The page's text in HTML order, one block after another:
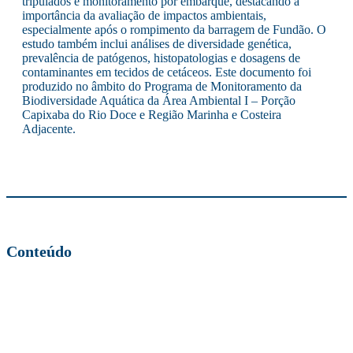
importância da avaliação de impactos ambientais,
especialmente após o rompimento da barragem de Fundão. O
estudo também inclui análises de diversidade genética,
prevalência de patógenos, histopatologias e dosagens de
contaminantes em tecidos de cetáceos. Este documento foi
produzido no âmbito do Programa de Monitoramento da
Biodiversidade Aquática da Área Ambiental I – Porção
Capixaba do Rio Doce e Região Marinha e Costeira
Adjacente.
Conteúdo